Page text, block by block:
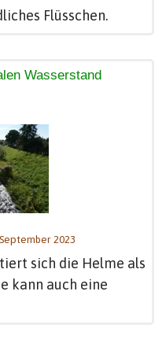
Flüsschen.
Wasserstand
2023
sich die Helme als
kann auch eine